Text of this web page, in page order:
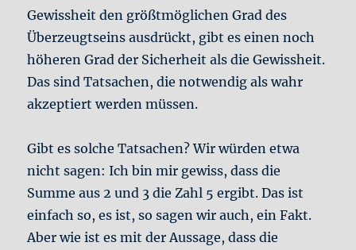
Gewissheit den größtmöglichen Grad des
Überzeugtseins ausdrückt, gibt es einen noch
höheren Grad der Sicherheit als die Gewissheit.
Das sind Tatsachen, die notwendig als wahr
akzeptiert werden müssen.
Gibt es solche Tatsachen? Wir würden etwa
nicht sagen: Ich bin mir gewiss, dass die
Summe aus 2 und 3 die Zahl 5 ergibt. Das ist
einfach so, es ist, so sagen wir auch, ein Fakt.
Aber wie ist es mit der Aussage, dass die